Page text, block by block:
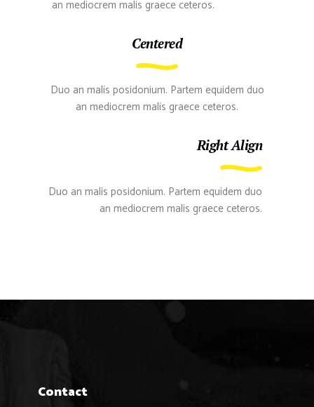
an mediocrem malis graece ceteros.
Centered
Duo an malis posidonium. Partem equidem duo
an mediocrem malis graece ceteros.
Right Align
Duo an malis posidonium. Partem equidem duo
an mediocrem malis graece ceteros.
Contact